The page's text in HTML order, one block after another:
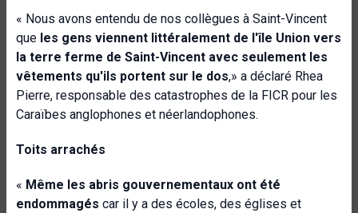
« Nous avons entendu de nos collègues à Saint-Vincent
que les gens viennent littéralement de l'île Union vers
la terre ferme de Saint-Vincent avec seulement les
vêtements qu'ils portent sur le dos,» a déclaré Rhea
Pierre, responsable des catastrophes de la FICR pour les
Caraïbes anglophones et néerlandophones.
Toits arrachés
« Même les abris gouvernementaux ont été
endommagés car il y a des écoles, des églises et